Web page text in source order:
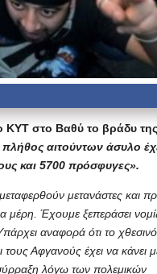
ΚΥΤ στο Βαθύ το βράδυ της
αιτούντων άσυλο
και 5700 πρόσφυγες».
μετανάστες και
μέρη. Έχουμε ξεπεράσει
αναφορά ότι το
Αφγανούς έχει να κάνει
σύρραξη λόγω των πολεμικών